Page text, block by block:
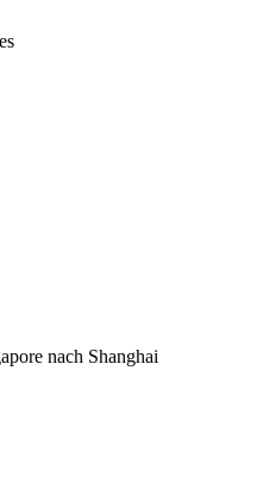
nach Shanghai